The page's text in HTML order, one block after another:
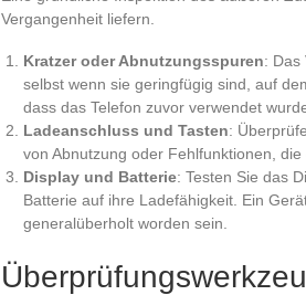
Vergangenheit liefern.
Kratzer oder Abnutzungsspuren: Das
selbst wenn sie geringfügig sind, auf
dass das Telefon zuvor verwendet
Ladeanschluss und Tasten:
von Abnutzung oder Fehlfunktionen,
Display und Batterie: Testen Sie das
Batterie auf ihre Ladefähigkeit. Ein
generalüberholt worden sein.